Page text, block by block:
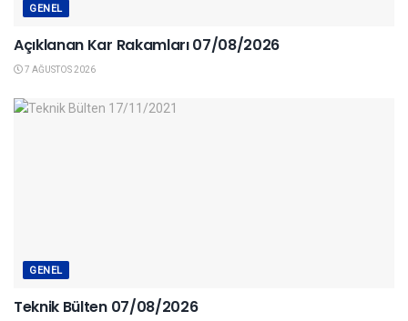
GENEL
Açıklanan Kar Rakamları 07/08/2026
7 AĞUSTOS 2026
GENEL
Teknik Bülten 07/08/2026